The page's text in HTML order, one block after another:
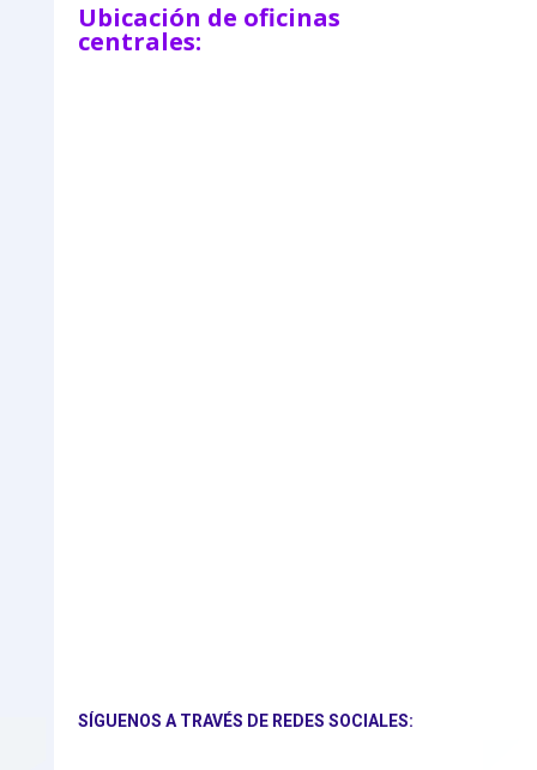
Ubicación de oficinas
centrales:
SÍGUENOS A TRAVÉS DE REDES SOCIALES: